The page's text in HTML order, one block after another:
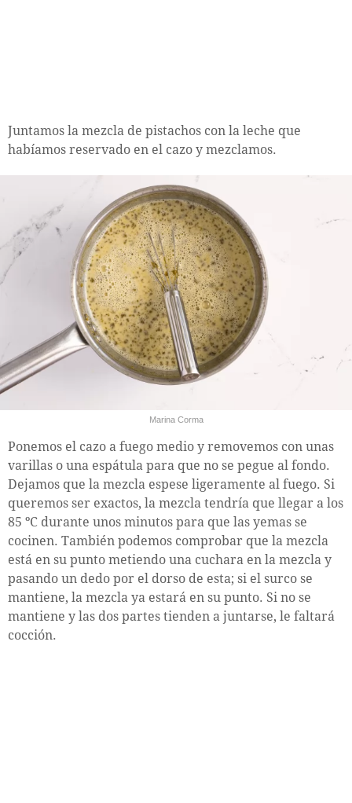
Juntamos la mezcla de pistachos con la leche que
habíamos reservado en el cazo y mezclamos.
Marina Corma
Ponemos el cazo a fuego medio y removemos con unas
varillas o una espátula para que no se pegue al fondo.
Dejamos que la mezcla espese ligeramente al fuego. Si
queremos ser exactos, la mezcla tendría que llegar a los
85 ºC durante unos minutos para que las yemas se
cocinen. También podemos comprobar que la mezcla
está en su punto metiendo una cuchara en la mezcla y
pasando un dedo por el dorso de esta; si el surco se
mantiene, la mezcla ya estará en su punto. Si no se
mantiene y las dos partes tienden a juntarse, le faltará
cocción.